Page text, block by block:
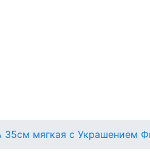
35см мягкая с Украшением